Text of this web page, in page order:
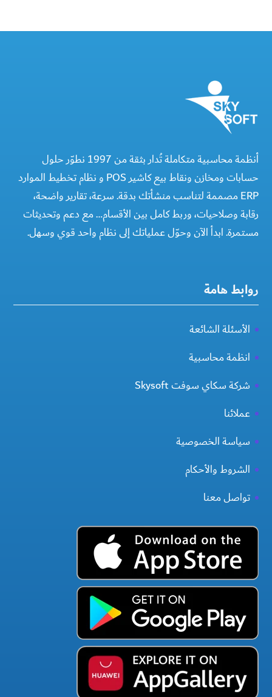
أنظمة محاسبية متكاملة تُدار بثقة من 1997 نطوّر حلول
حسابات ومخازن ونقاط بيع كاشير POS و نظام تخطيط الموارد
ERP مصممة لتناسب منشأتك بدقة. سرعة، تقارير واضحة،
رقابة وصلاحيات، وربط كامل بين الأقسام… مع دعم وتحديثات
مستمرة. ابدأ الآن وحوّل عملياتك إلى نظام واحد قوي وسهل.
روابط هامة
الأسئلة الشائعة
انظمة محاسبية
شركة سكاي سوفت Skysoft
عملائنا
سياسة الخصوصية
الشروط والأحكام
تواصل معنا